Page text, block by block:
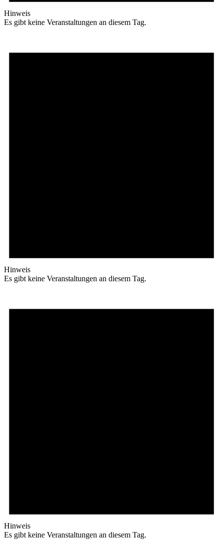
Hinweis
Es gibt keine Veranstaltungen an diesem Tag.
Hinweis
Es gibt keine Veranstaltungen an diesem Tag.
Hinweis
Es gibt keine Veranstaltungen an diesem Tag.